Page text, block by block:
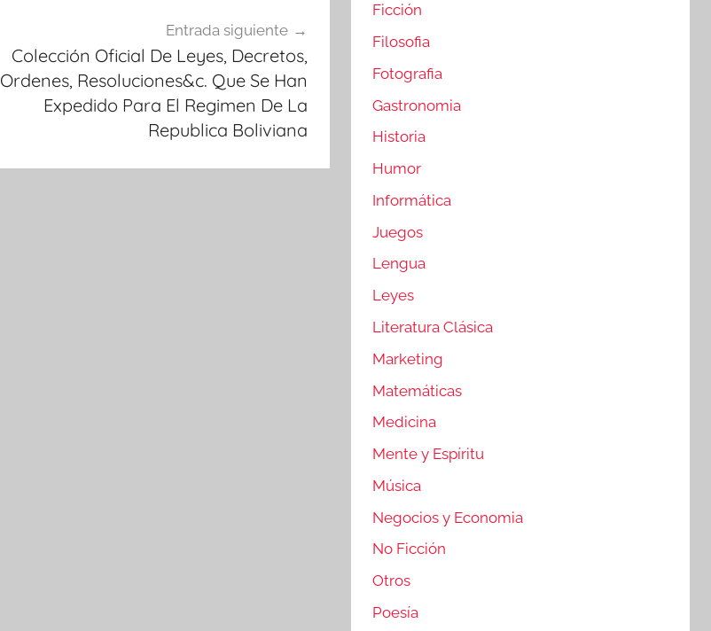
Entrada siguiente
Colección Oficial De Leyes, Decretos,
Ordenes, Resoluciones&c. Que Se Han
Expedido Para El Regimen De La
Republica Boliviana
Ficción
Filosofia
Fotografia
Gastronomia
Historia
Humor
Informática
Juegos
Lengua
Leyes
Literatura Clásica
Marketing
Matemáticas
Medicina
Mente y Espíritu
Música
Negocios y Economia
No Ficción
Otros
Poesía